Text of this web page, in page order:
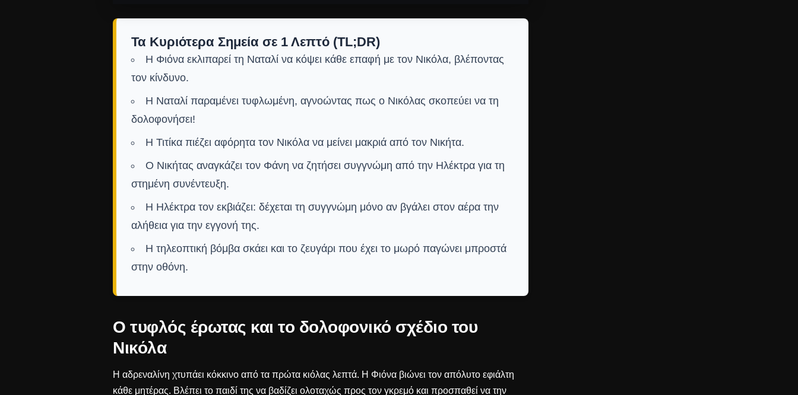
Τα Κυριότερα Σημεία σε 1 Λεπτό (TL;DR)
Η Φιόνα εκλιπαρεί τη Ναταλί να κόψει κάθε επαφή με τον Νικόλα, βλέποντας
τον κίνδυνο.
Η Ναταλί παραμένει τυφλωμένη, αγνοώντας πως ο Νικόλας σκοπεύει να τη
δολοφονήσει!
Η Τιτίκα πιέζει αφόρητα τον Νικόλα να μείνει μακριά από τον Νικήτα.
Ο Νικήτας αναγκάζει τον Φάνη να ζητήσει συγγνώμη από την Ηλέκτρα για τη
στημένη συνέντευξη.
Η Ηλέκτρα τον εκβιάζει: δέχεται τη συγγνώμη μόνο αν βγάλει στον αέρα την
αλήθεια για την εγγονή της.
Η τηλεοπτική βόμβα σκάει και το ζευγάρι που έχει το μωρό παγώνει μπροστά
στην οθόνη.
Ο τυφλός έρωτας και το δολοφονικό σχέδιο του
Νικόλα
Η αδρεναλίνη χτυπάει κόκκινο από τα πρώτα κιόλας λεπτά. Η Φιόνα βιώνει τον απόλυτο εφιάλτη
κάθε μητέρας. Βλέπει το παιδί της να βαδίζει ολοταχώς προς τον γκρεμό και προσπαθεί να την